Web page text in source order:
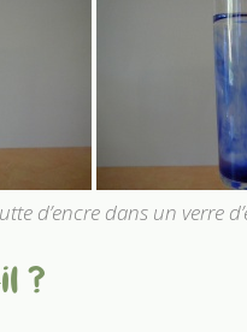
d’encre dans un verre
?